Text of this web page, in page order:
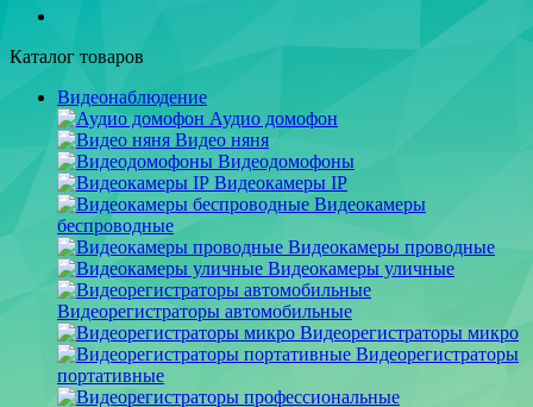
Каталог товаров
Видеонаблюдение
Аудио домофон
Видео няня
Видеодомофоны
Видеокамеры IP
Видеокамеры
беспроводные
Видеокамеры проводные
Видеокамеры уличные
Видеорегистраторы автомобильные
Видеорегистраторы микро
Видеорегистраторы
портативные